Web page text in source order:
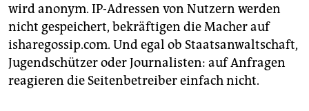
wird anonym. IP-Adressen von Nutzern werden
nicht gespeichert, bekräftigen die Macher auf
isharegossip.com. Und egal ob Staatsanwaltschaft,
Jugendschützer oder Journalisten: auf Anfragen
reagieren die Seitenbetreiber einfach nicht.